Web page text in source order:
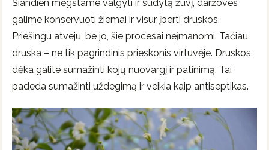
Šiandien mėgstame valgyti ir sūdytą žuvį, daržoves
galime konservuoti žiemai ir visur įberti druskos.
Priešingu atveju, be jo, šie procesai neįmanomi. Tačiau
druska – ne tik pagrindinis prieskonis virtuvėje. Druskos
dėka galite sumažinti kojų nuovargį ir patinimą. Tai
padeda sumažinti uždegimą ir veikia kaip antiseptikas.